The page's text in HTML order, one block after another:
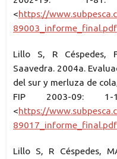
<https://
89003_informe_final.pdf
Lillo S, R
Saavedra. 2004a.
del sur y merluza de
FIP 2003-09: 1-
<https://
89017_informe_final.pdf
Lillo S, R Céspedes,